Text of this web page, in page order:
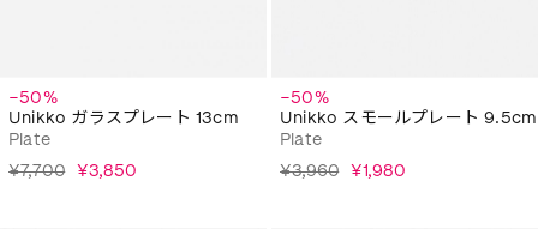
−50%
Unikko ガラスプレート 13cm
Plate
¥7,700 ¥3,850
−50%
Unikko スモールプレート 9.5cm
Plate
¥3,960 ¥1,980